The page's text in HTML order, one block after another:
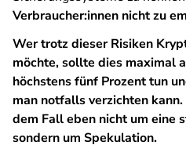
Verbraucher:innen nichtzu
Wer trotz dieser Risiken
möchte, sollte dies maximal
höchstens fünf Prozent tun
man notfalls verzichten
dem Fall eben nicht um eine
sondern um Spekulation.